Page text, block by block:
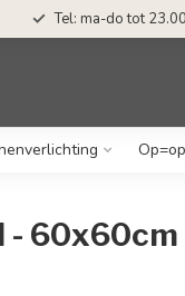
Tel: ma-do tot
Op=op
-